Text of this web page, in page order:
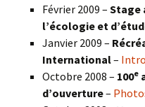
Février 2009 – Stage
l’écologie et
Janvier 2009 –
International–
Octobre 2008 – 100e
d’ouverture–